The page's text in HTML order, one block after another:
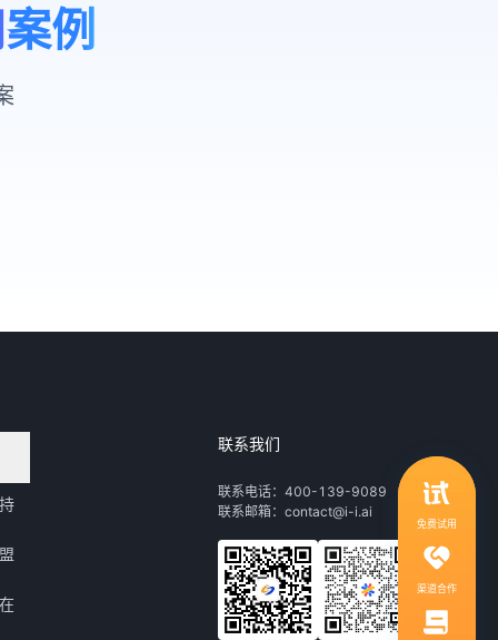
例
联系我们
联系电话：400-139-9089
联系邮箱：contact@i-i.ai
免费试用
渠道合作
领取行业自动化解决方案